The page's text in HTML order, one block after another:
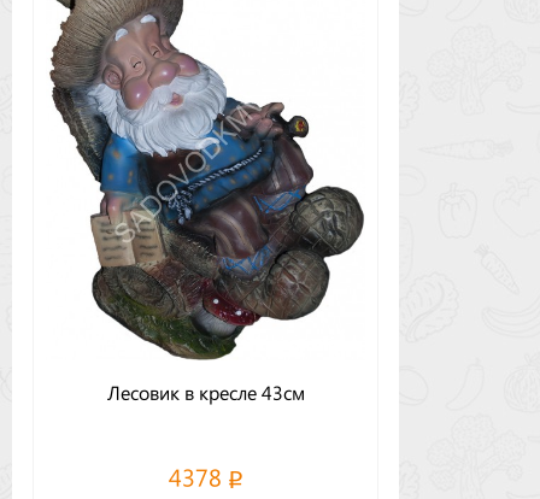
Лесовик в кресле 43см
4378